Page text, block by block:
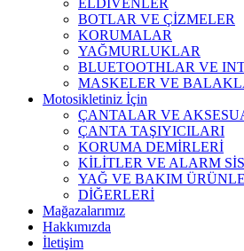
BOTLAR VE ÇİZMELER
KORUMALAR
YAĞMURLUKLAR
BLUETOOTHLAR VE
MASKELER VE
Motosikletiniz İçin
ÇANTALAR VE
ÇANTA TAŞIYICILARI
KORUMA DEMİRLERİ
KİLİTLER VE ALARM
YAĞ VE BAKIM
DİĞERLERİ
Mağazalarımız
Hakkımızda
İletişim